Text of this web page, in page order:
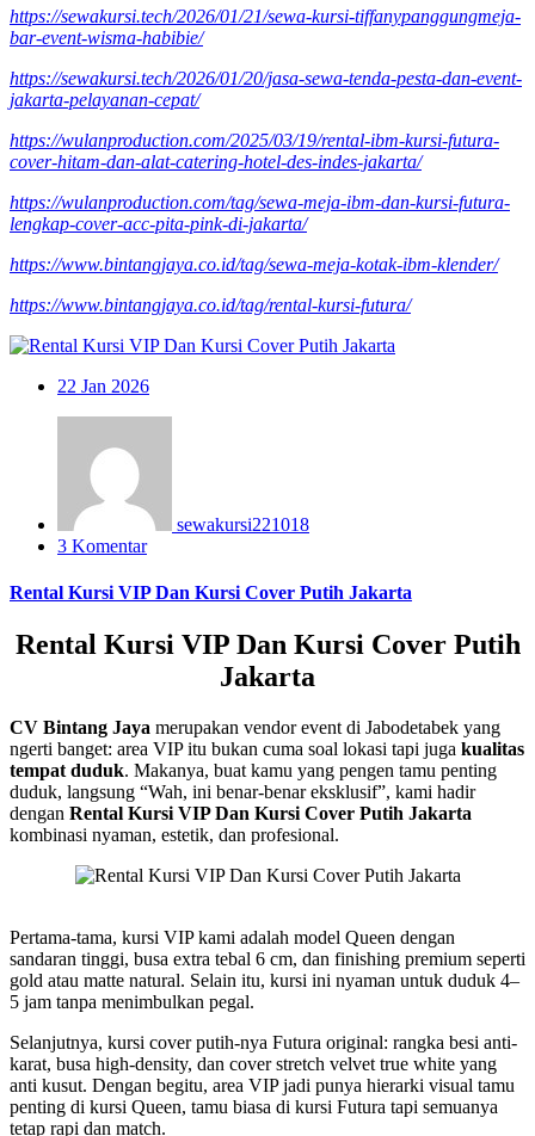
https://sewakursi.tech/2026/01/21/sewa-kursi-tiffanypanggungmeja-
bar-event-wisma-habibie/
https://sewakursi.tech/2026/01/20/jasa-sewa-tenda-pesta-dan-event-
jakarta-pelayanan-cepat/
https://wulanproduction.com/2025/03/19/rental-ibm-kursi-futura-
cover-hitam-dan-alat-catering-hotel-des-indes-jakarta/
https://wulanproduction.com/tag/sewa-meja-ibm-dan-kursi-futura-
lengkap-cover-acc-pita-pink-di-jakarta/
https://www.bintangjaya.co.id/tag/sewa-meja-kotak-ibm-klender/
https://www.bintangjaya.co.id/tag/rental-kursi-futura/
22 Jan 2026
sewakursi221018
3 Komentar
Rental Kursi VIP Dan Kursi Cover Putih Jakarta
Rental Kursi VIP Dan Kursi Cover Putih
Jakarta
CV Bintang Jaya merupakan vendor event di Jabodetabek yang
ngerti banget: area VIP itu bukan cuma soal lokasi tapi juga kualitas
tempat duduk. Makanya, buat kamu yang pengen tamu penting
duduk, langsung “Wah, ini benar-benar eksklusif”, kami hadir
dengan Rental Kursi VIP Dan Kursi Cover Putih Jakarta
kombinasi nyaman, estetik, dan profesional.
Pertama-tama, kursi VIP kami adalah model Queen dengan
sandaran tinggi, busa extra tebal 6 cm, dan finishing premium seperti
gold atau matte natural. Selain itu, kursi ini nyaman untuk duduk 4–
5 jam tanpa menimbulkan pegal.
Selanjutnya, kursi cover putih-nya Futura original: rangka besi anti-
karat, busa high-density, dan cover stretch velvet true white yang
anti kusut. Dengan begitu, area VIP jadi punya hierarki visual tamu
penting di kursi Queen, tamu biasa di kursi Futura tapi semuanya
tetap rapi dan match.